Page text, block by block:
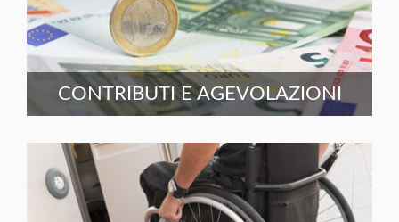
CONTRIBUTI E AGEVOLAZIONI